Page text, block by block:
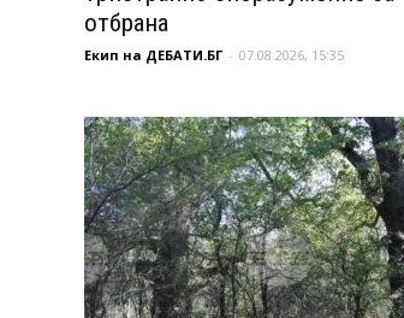
отбрана
Екип на ДЕБАТИ.БГ - 07.08.2026, 15:35